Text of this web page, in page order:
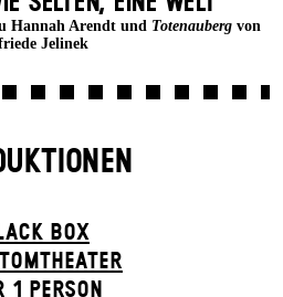
Hannah Arendt und Totenaubergvon
Jelinek
BOX
1 PERSON